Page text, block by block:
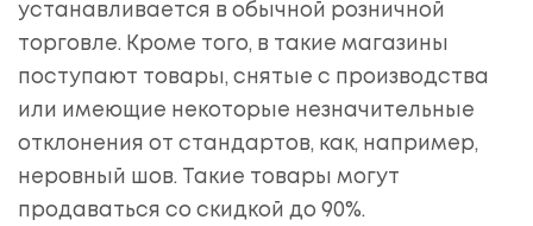
устанавливается в обычной розничной
торговле. Кроме того, в такие магазины
поступают товары, снятые с производства
или имеющие некоторые незначительные
отклонения от стандартов, как, например,
неровный шов. Такие товары могут
продаваться со скидкой до 90%.